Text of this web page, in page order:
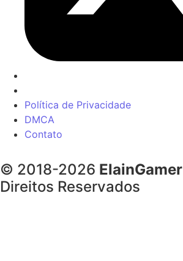
Política de Privacidade
DMCA
Contato
© 2018-2026 ElainGamer
Direitos Reservados